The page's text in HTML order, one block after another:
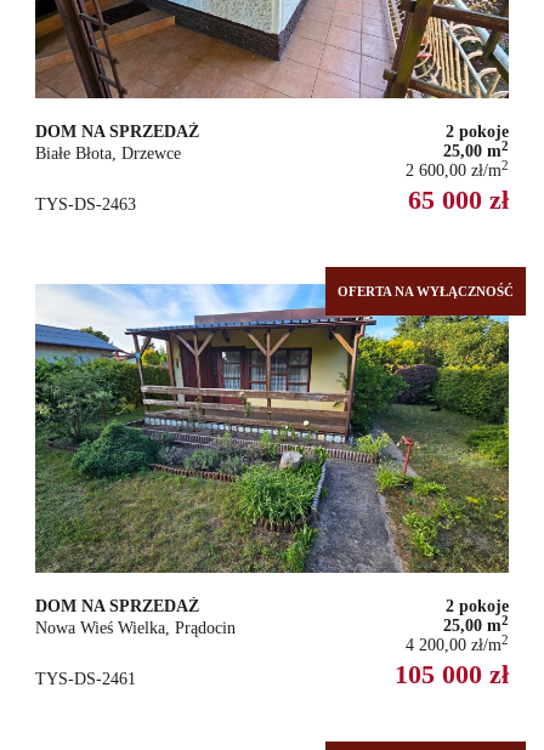
DOM NA SPRZEDAŻ
Białe Błota, Drzewce
2 pokoje
25,00 m2
2 600,00 zł/m2
TYS-DS-2463 65 000 zł
OFERTA NA WYŁĄCZNOŚĆ
DOM NA SPRZEDAŻ
Nowa Wieś Wielka, Prądocin
2 pokoje
25,00 m2
4 200,00 zł/m2
TYS-DS-2461 105 000 zł